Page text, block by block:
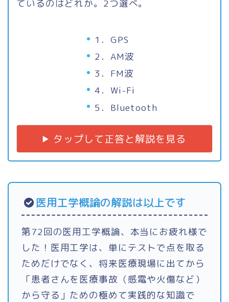
ているのはどれか。2つ選べ。
1．GPS
2．AM波
3．FM波
4．Wi-Fi
5．Bluetooth
タップして正答と解説を見る
医用工学概論の解説は以上です
第72回の医用工学概論、本当にお疲れ様で
した！医用工学は、単にテストで点を取る
ためだけでなく、将来医療現場に出てから
「患者さんを医療事故（感電や火傷など）
から守る」ための極めて実践的な知識で